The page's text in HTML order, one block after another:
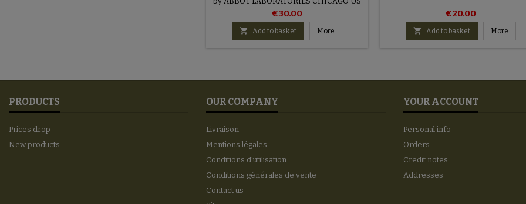
ARMY Viet Nam
€30.00
 Add to basket More
€20.00
 Add to basket More
PRODUCTS
Prices drop
New products
OUR COMPANY
Livraison
Mentions légales
Conditions d'utilisation
Conditions générales de vente
Contact us
YOUR ACCOUNT
Personal info
Orders
Credit notes
Addresses